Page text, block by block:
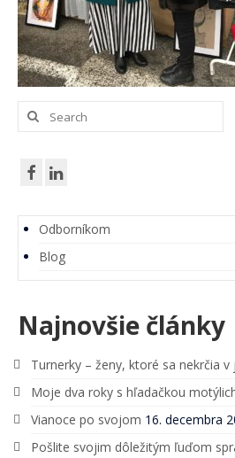
Terapeutické karty (P)o
Pocestník. Terapeutický
Komunita Postmodernistov
Komu pomáhame
Linky
Kurzy
Pre verejnosť
Search
for:
Odborníkom
Blog
Najnovšie články
Turnerky – ženy, ktoré sa nekrčia v
Moje dva roky s hľadačkou
Vianoce po svojom 16. decembra
Pošlite svojim dôležitým ľuďom